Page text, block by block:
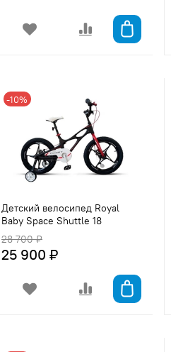
-10%
Детский велосипед Royal
Baby Space Shuttle 18
28 700 ₽
25 900 ₽